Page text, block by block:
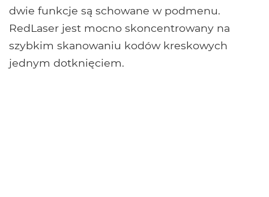
dwie funkcje są schowane w podmenu.
RedLaser jest mocno skoncentrowany na
szybkim skanowaniu kodów kreskowych
jednym dotknięciem.